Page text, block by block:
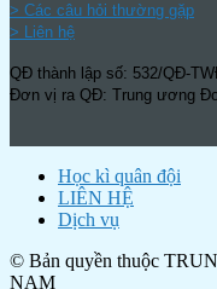
> Các câu hỏi thường gặp
> Liên hệ
QĐ thành lập số: 532/QĐ-
Đơn vị ra QĐ: Trung ương
Học kì quân đội
LIÊN HỆ
Dịch vụ
© Bản quyền thuộc
NAM